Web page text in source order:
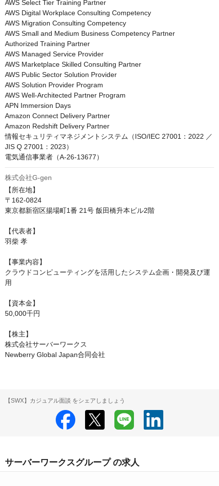
AWS Select Tier Training Partner
AWS Digital Workplace Consulting Competency
AWS Migration Consulting Competency
AWS Small and Medium Business Competency Partner
Authorized Training Partner
AWS Managed Service Provider
AWS Marketplace Skilled Consulting Partner
AWS Public Sector Solution Provider
AWS Solution Provider Program
AWS Well-Architected Partner Program
APN Immersion Days
Amazon Connect Delivery Partner
Amazon Redshift Delivery Partner
情報セキュリティマネジメントシステム（ISO/IEC 27001：2022 ／
JIS Q 27001：2023）
電気通信事業者（A-26-13677）
株式会社G-gen
【所在地】
〒162-0824
東京都新宿区揚場町1番 21号 飯田橋升本ビル2階
【代表者】
羽柴 孝
【事業内容】
クラウドコンピューティングを活用したシステム企画・開発及び運
用
【資本金】
50,000千円
【株主】
株式会社サーバーワークス
Newberry Global Japan合同会社
【SWX】カジュアル面談 をシェアしましょう
サーバーワークスグループ の求人